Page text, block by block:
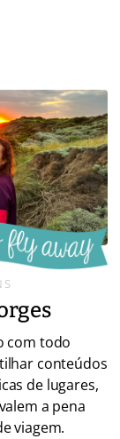
com todo
conteúdos
de lugares,
a pena
viagem.